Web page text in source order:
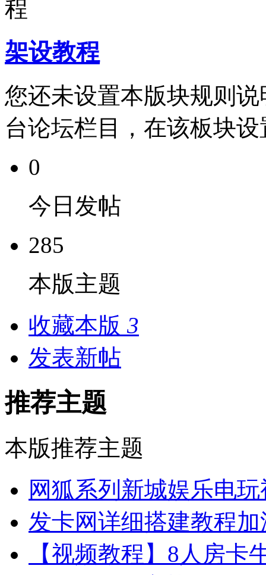
架设教程
您还未设置本版块规则
台论坛栏目，在该板块
0
今日发帖
285
本版主题
收藏本版 3
发表新帖
推荐主题
本版推荐主题
网狐系列新城娱乐电
发卡网详细搭建教程加
【视频教程】8人房卡